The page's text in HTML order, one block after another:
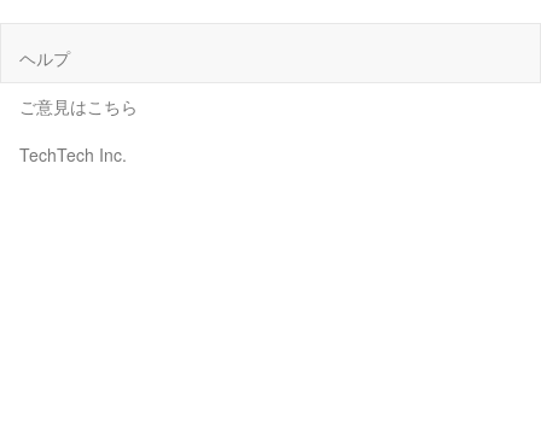
ヘルプ
ご意見はこちら
TechTech Inc.